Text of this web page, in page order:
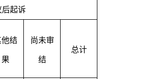
后起诉
结
果
尚未审
结
总计